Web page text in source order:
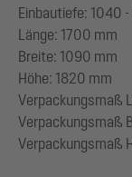
Einbautiefe: 1040
Länge: 1700 mm
Breite: 1090 mm
Höhe: 1820 mm
Verpackungsmaß
Verpackungsmaß
Verpackungsmaß